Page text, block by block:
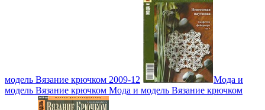
модель Вязание крючком 2009-12
Мода и
модель Вязание крючком Мода и модель Вязание крючком